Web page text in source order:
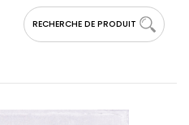
RECHERCHE DE PRODUIT